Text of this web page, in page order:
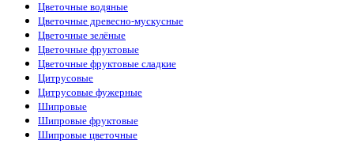
Цветочные водяные
Цветочные древесно-мускусные
Цветочные зелёные
Цветочные фруктовые
Цветочные фруктовые сладкие
Цитрусовые
Цитрусовые фужерные
Шипровые
Шипровые фруктовые
Шипровые цветочные